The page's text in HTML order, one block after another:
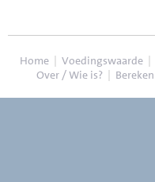
Home | Voedingswaarde |
Over / Wie is? | Bereken